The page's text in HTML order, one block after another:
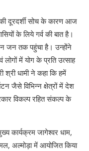
दूरदर्शी सोच के कारण आज
के लिये गर्व की बात है।
जन तक पहुंचा है। उन्होंने
में योग के प्रति उत्साह
श्री धामी ने कहा कि हमें
जैसे विभिन्न क्षेत्रों में देश
विकल्प रहित संकल्प के
कार्यक्रम जागेश्वर धाम,
अल्मोड़ा में आयोजित किया